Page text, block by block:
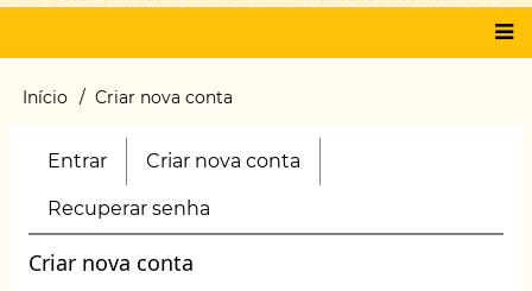
Main
Trilha
navegação
Início Criar nova conta
Primary
Entrar Criar nova conta
ativa)
Recuperar senha
Criar nova conta